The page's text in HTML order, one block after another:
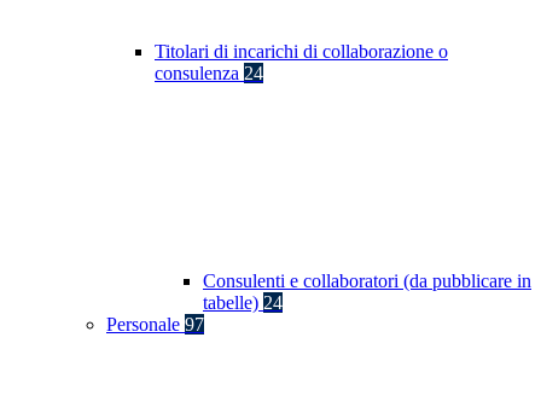
Titolari di incarichi di collaborazione o
consulenza 24
Consulenti e collaboratori (da pubblicare in
tabelle) 24
Personale 97